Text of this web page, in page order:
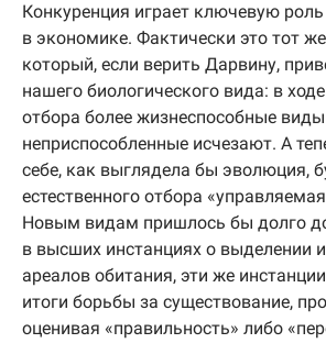
Конкуренция играет ключевую
в экономике. Фактически это тот
который, если верить Дарвину,
нашего биологического вида: в
отбора более жизнеспособные
неприспособленные исчезают. А
себе, как выглядела бы эволюция,
естественного отбора
Новым видам пришлось бы долго
в высших инстанциях о выделении
ареалов обитания, эти же
итоги борьбы за существование,
оценивая «правильность» либо